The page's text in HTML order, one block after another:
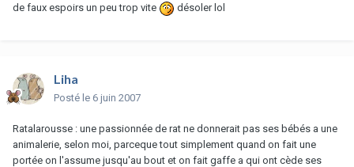
de faux espoirs un peu trop vite
désoler lol
Liha
Posté le 6 juin 2007
Ratalarousse : une passionnée de rat ne donnerait pas ses bébés a une
animalerie, selon moi, parceque tout simplement quand on fait une
portée on l'assume jusqu'au bout et on fait gaffe a qui ont cède ses